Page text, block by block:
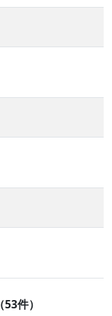
（53件）